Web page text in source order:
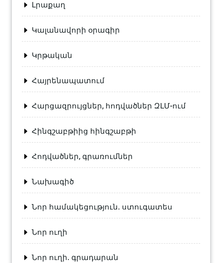
Լրաքաղ
Կալանավորի օրագիր
Կրթական
Հայրենապատում
Հարցազրույցներ, հոդվածներ ԶԼՄ-ում
Հինգշաբթիից հինգշաբթի
Հոդվածներ, գրառումներ
Նախագիծ
Նոր համակեցություն. ստուգատես
Նոր ուղի
Նոր ուղի. գրադարան